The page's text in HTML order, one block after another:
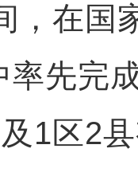
，在国
率先完
1区2